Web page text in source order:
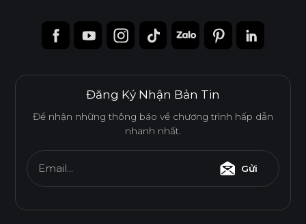
Đăng Ký Nhận Bản Tin
Để nhận những thông báo về chương trình hấp dẫn
nhanh nhất.
Email... Gửi